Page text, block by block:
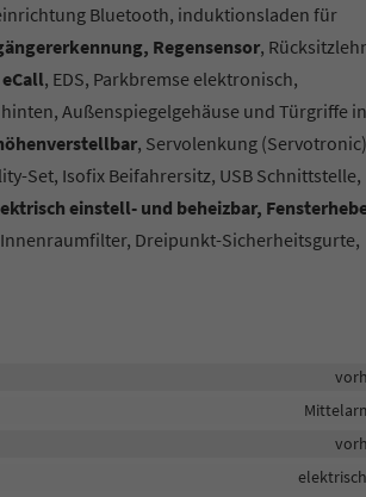
Bluetooth, induktionsladen für
Regensensor,
, EDS, Parkbremse elektronisch,
Außenspiegelgehäuse und Türgriffe in
, Servolenkung
Set, Isofix Beifahrersitz, USB Schnittstelle,
einstell- und beheizbar,
Dreipunkt-Sicherheitsgurte,